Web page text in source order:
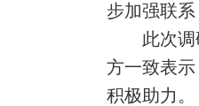
步加强联
此次
方一致表
积极助力。